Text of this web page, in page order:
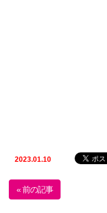
2023.01.10
« 前の記事